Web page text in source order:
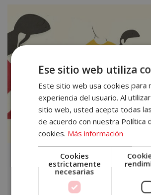
Tu
Cuenta
Email
CONSEJOS PARA CAMAREROS
Protocolo de actuación ante un
atragantamiento
de
actuación
ante
un
atragantamientoEse sitio web utiliza
Este sitio web usa cookies para
experiencia del usuario. Al
sitio web, usted acepta todas
de acuerdo con nuestra Política
cookies. Más información
Cookies
estrictamente
necesarias